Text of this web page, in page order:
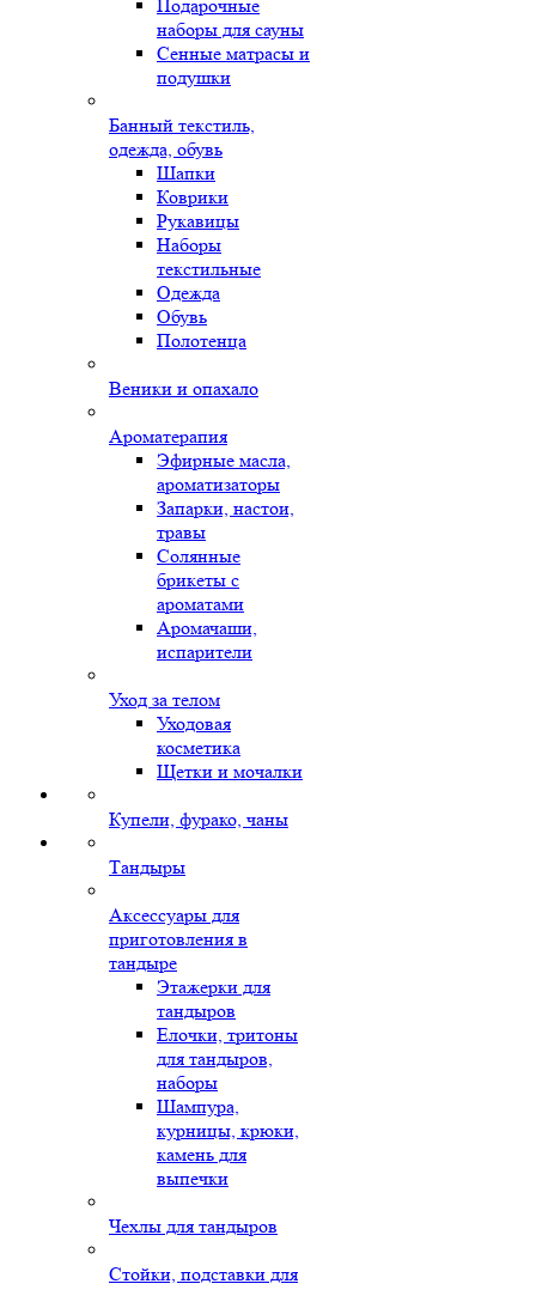
Подарочные
наборы для сауны
Сенные матрасы и
подушки
Банный текстиль,
одежда, обувь
Шапки
Коврики
Рукавицы
Наборы
текстильные
Одежда
Обувь
Полотенца
Веники и опахало
Ароматерапия
Эфирные масла,
ароматизаторы
Запарки, настои,
травы
Солянные
брикеты с
ароматами
Аромачаши,
испарители
Уход за телом
Уходовая
косметика
Щетки и мочалки
Купели, фурако, чаны
Тандыры
Аксессуары для
приготовления в
тандыре
Этажерки для
тандыров
Елочки, тритоны
для тандыров,
наборы
Шампура,
курницы, крюки,
камень для
выпечки
Чехлы для тандыров
Стойки, подставки для